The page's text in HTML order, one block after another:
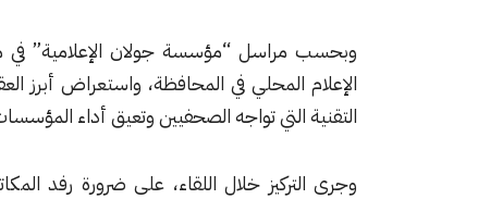
وبحسب مراسل “مؤسسة جولان الإعلامية” في
الإعلام المحلي في المحافظة، واستعراض أبرز
التقنية التي تواجه الصحفيين وتعيق أداء
وجرى التركيز خلال اللقاء، على ضرورة رفد